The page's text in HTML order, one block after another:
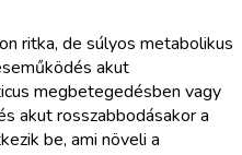
ritka, de súlyos metabolikus
akut
megbetegedésben vagy
akut rosszabbodásakor a
be, ami növeli a